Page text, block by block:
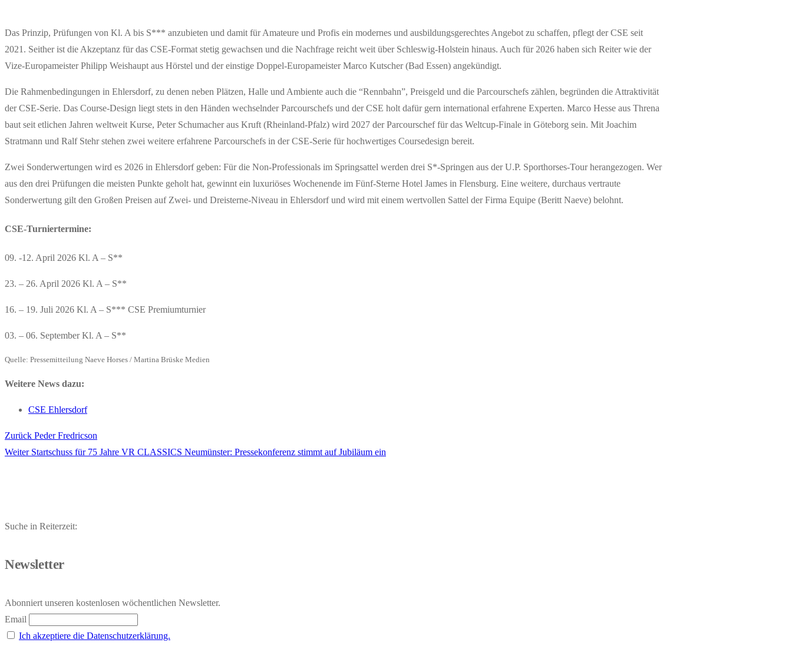
Das Prinzip, Prüfungen von Kl. A bis S*** anzubieten und damit für Amateure und Profis ein modernes und ausbildungsgerechtes Angebot zu schaffen, pflegt der CSE seit
2021. Seither ist die Akzeptanz für das CSE-Format stetig gewachsen und die Nachfrage reicht weit über Schleswig-Holstein hinaus. Auch für 2026 haben sich Reiter wie der
Vize-Europameister Philipp Weishaupt aus Hörstel und der einstige Doppel-Europameister Marco Kutscher (Bad Essen) angekündigt.
Die Rahmenbedingungen in Ehlersdorf, zu denen neben Plätzen, Halle und Ambiente auch die “Rennbahn”, Preisgeld und die Parcourschefs zählen, begründen die Attraktivität
der CSE-Serie. Das Course-Design liegt stets in den Händen wechselnder Parcourschefs und der CSE holt dafür gern international erfahrene Experten. Marco Hesse aus Threna
baut seit etlichen Jahren weltweit Kurse, Peter Schumacher aus Kruft (Rheinland-Pfalz) wird 2027 der Parcourschef für das Weltcup-Finale in Göteborg sein. Mit Joachim
Stratmann und Ralf Stehr stehen zwei weitere erfahrene Parcourschefs in der CSE-Serie für hochwertiges Coursedesign bereit.
Zwei Sonderwertungen wird es 2026 in Ehlersdorf geben: Für die Non-Professionals im Springsattel werden drei S*-Springen aus der U.P. Sporthorses-Tour herangezogen. Wer
aus den drei Prüfungen die meisten Punkte geholt hat, gewinnt ein luxuriöses Wochenende im Fünf-Sterne Hotel James in Flensburg. Eine weitere, durchaus vertraute
Sonderwertung gilt den Großen Preisen auf Zwei- und Dreisterne-Niveau in Ehlersdorf und wird mit einem wertvollen Sattel der Firma Equipe (Beritt Naeve) belohnt.
CSE-Turniertermine:
09. -12. April 2026 Kl. A – S**
23. – 26. April 2026 Kl. A – S**
16. – 19. Juli 2026 Kl. A – S*** CSE Premiumturnier
03. – 06. September Kl. A – S**
Quelle: Pressemitteilung Naeve Horses / Martina Brüske Medien
Weitere News dazu:
CSE Ehlersdorf
Beitragsnavigation
Zurück Vorheriger
Beitrag:
Peder Fredricson
Weiter Nächster
Startschuss für 75 Jahre VR CLASSICS Neumünster: Pressekonferenz stimmt auf Jubiläum ein
Suche in Reiterzeit:
Newsletter
Abonniert unseren kostenlosen wöchentlichen Newsletter.
Email
Ich akzeptiere die Datenschutzerklärung.